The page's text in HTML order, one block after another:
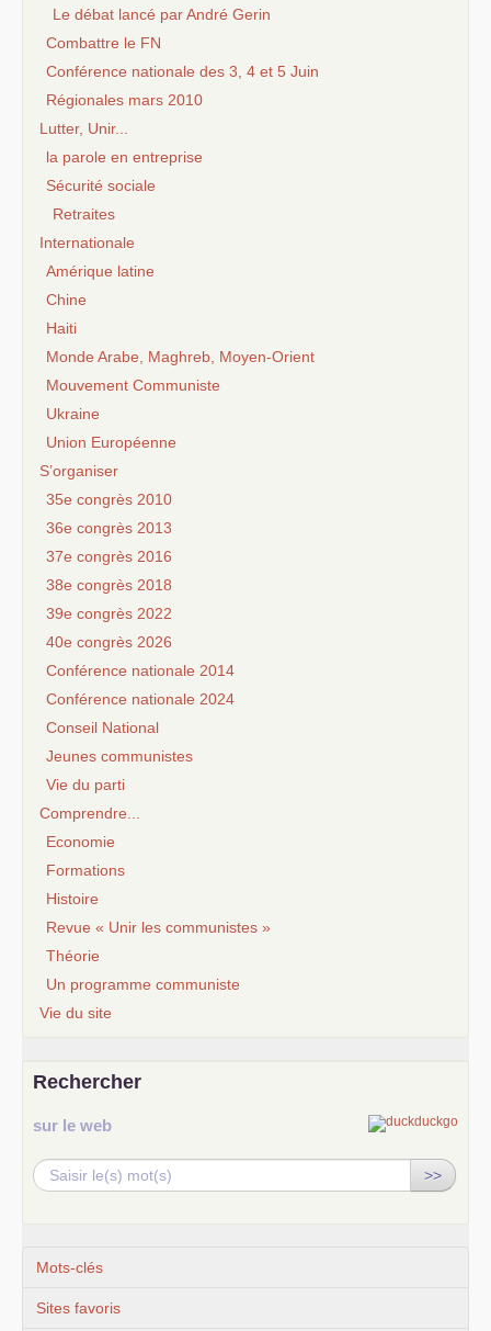
Le débat lancé par André Gerin
Combattre le FN
Conférence nationale des 3, 4 et 5 Juin
Régionales mars 2010
Lutter, Unir...
la parole en entreprise
Sécurité sociale
Retraites
Internationale
Amérique latine
Chine
Haiti
Monde Arabe, Maghreb, Moyen-Orient
Mouvement Communiste
Ukraine
Union Européenne
S’organiser
35e congrès 2010
36e congrès 2013
37e congrès 2016
38e congrès 2018
39e congrès 2022
40e congrès 2026
Conférence nationale 2014
Conférence nationale 2024
Conseil National
Jeunes communistes
Vie du parti
Comprendre...
Economie
Formations
Histoire
Revue « Unir les communistes »
Théorie
Un programme communiste
Vie du site
Rechercher
sur le web
>>
Mots-clés
Sites favoris